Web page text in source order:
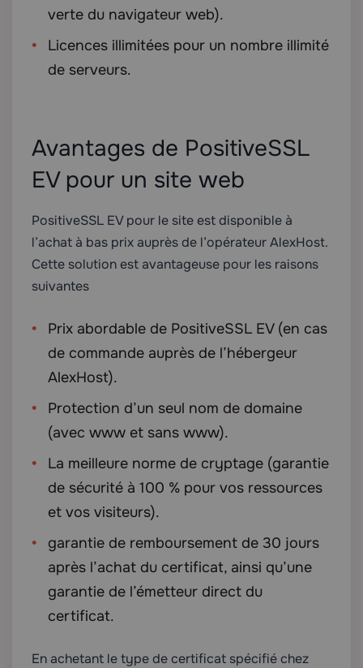
verte du navigateur web).
Licences illimitées pour un nombre illimité
de serveurs.
Avantages de PositiveSSL
EV pour un site web
PositiveSSL EV pour le site est disponible à
l’achat à bas prix auprès de l’opérateur AlexHost.
Cette solution est avantageuse pour les raisons
suivantes
Prix abordable de PositiveSSL EV (en cas
de commande auprès de l’hébergeur
AlexHost).
Protection d’un seul nom de domaine
(avec www et sans www).
La meilleure norme de cryptage (garantie
de sécurité à 100 % pour vos ressources
et vos visiteurs).
garantie de remboursement de 30 jours
après l’achat du certificat, ainsi qu’une
garantie de l’émetteur direct du
certificat.
En achetant le type de certificat spécifié chez